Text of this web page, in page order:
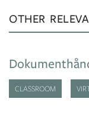
OTHER
CLASSROOM